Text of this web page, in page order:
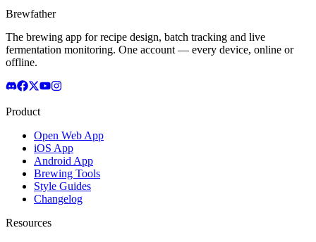
Brewfather
The brewing app for recipe design, batch tracking and live
fermentation monitoring. One account — every device, online or
offline.
Product
Open Web App
iOS App
Android App
Brewing Tools
Style Guides
Changelog
Resources